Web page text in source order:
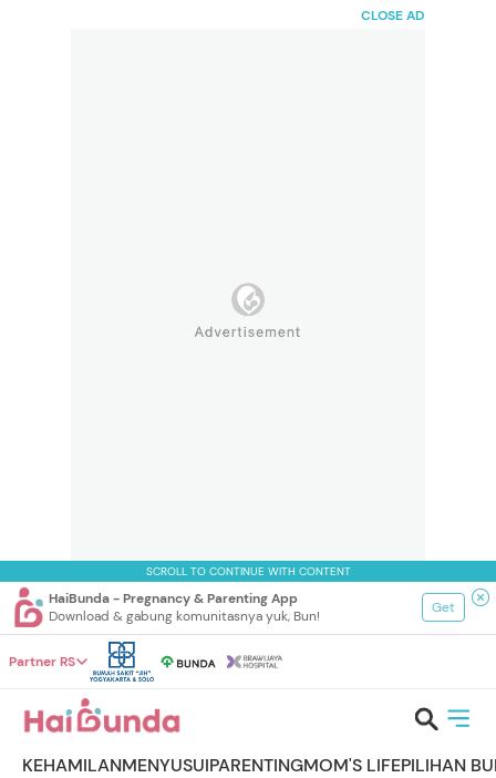
CLOSE AD
SCROLL TO CONTINUE WITH CONTENT
HaiBunda - Pregnancy & Parenting App
Download & gabung komunitasnya yuk, Bun!
Get
Partner RS
KEHAMILANMENYUSUIPARENTINGMOM'S LIFEPILIHAN